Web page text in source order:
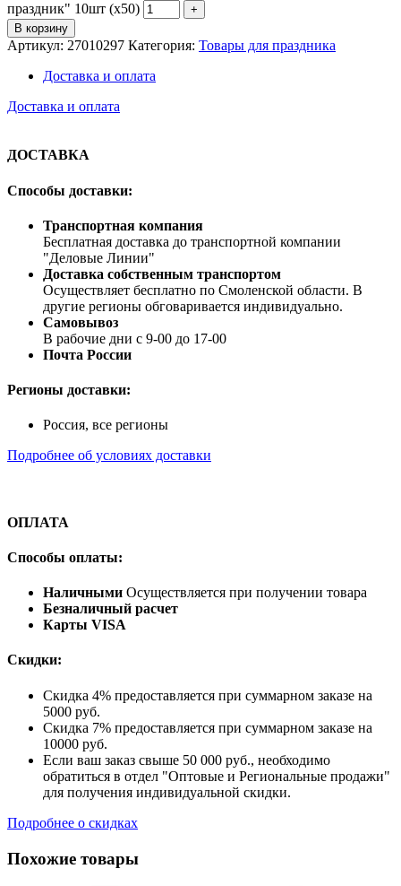
праздник" 10шт (х50)
В корзину
Артикул: 27010297 Категория: Товары для праздника
Доставка и оплата
Доставка и оплата
ДОСТАВКА
Способы доставки:
Транспортная компания
Бесплатная доставка до транспортной компании
"Деловые Линии"
Доставка собственным транспортом
Осуществляет бесплатно по Смоленской области. В
другие регионы обговаривается индивидуально.
Самовывоз
В рабочие дни с 9-00 до 17-00
Почта России
Регионы доставки:
Россия, все регионы
Подробнее об условиях доставки
ОПЛАТА
Способы оплаты:
Наличными Осуществляется при получении товара
Безналичный расчет
Карты VISA
Скидки:
Скидка 4% предоставляется при суммарном заказе на
5000 руб.
Скидка 7% предоставляется при суммарном заказе на
10000 руб.
Если ваш заказ свыше 50 000 руб., необходимо
обратиться в отдел "Оптовые и Региональные продажи"
для получения индивидуальной скидки.
Подробнее о скидках
Похожие товары